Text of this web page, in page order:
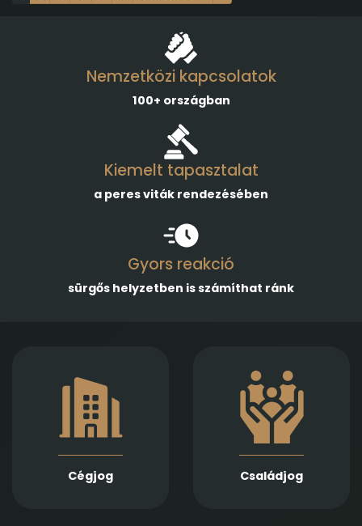
Nemzetközi kapcsolatok
100+ országban
Kiemelt tapasztalat
a peres viták rendezésében
Gyors reakció
sürgős helyzetben is számíthat ránk
Cégjog
módosításában és
átalakulásában
biztosítunk teljes körű
szolgáltatást
Jogi képviseletet
vállalunk
végelszámolás, csőd-
Családjog
megalapozott jogi
támogatást nyújtunk
házassági bontóper,
vagyonmegosztás,
tartásdíj,
gyermekelhelyezés,
szülői felügyelet,
apasági vélelem,